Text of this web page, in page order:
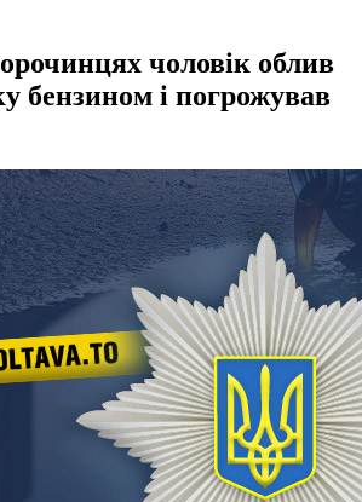
чоловік облив
бензином і погрожував